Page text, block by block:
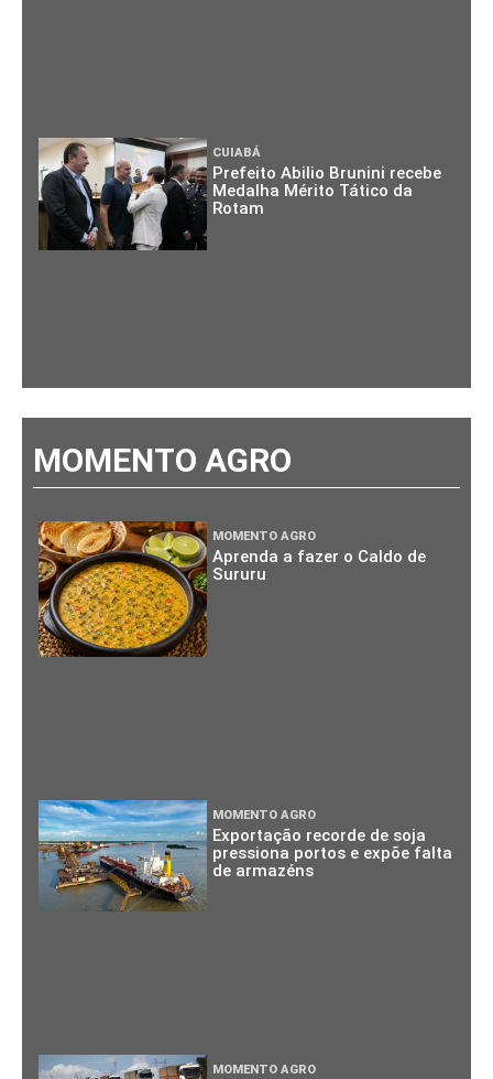
CUIABÁ
Prefeito Abilio Brunini recebe
Medalha Mérito Tático da
Rotam
MOMENTO AGRO
MOMENTO AGRO
Aprenda a fazer o Caldo de
Sururu
MOMENTO AGRO
Exportação recorde de soja
pressiona portos e expõe falta
de armazéns
MOMENTO AGRO